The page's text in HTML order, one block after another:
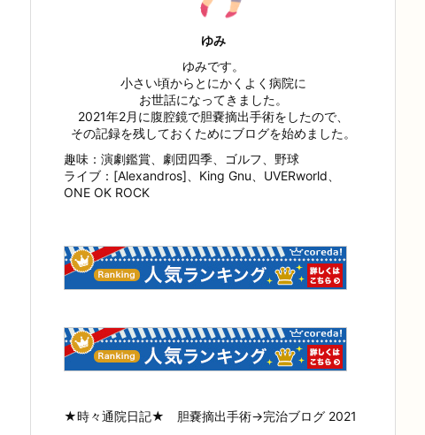
ゆみ
ゆみです。
小さい頃からとにかくよく病院に
お世話になってきました。
2021年2月に腹腔鏡で胆嚢摘出手術をしたので、
その記録を残しておくためにブログを始めました。
趣味：演劇鑑賞、劇団四季、ゴルフ、野球
ライブ：[Alexandros]、King Gnu、UVERworld、
ONE OK ROCK
★時々通院日記★ 胆嚢摘出手術→完治ブログ 2021